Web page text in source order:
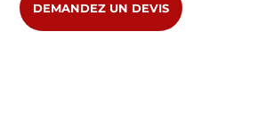
DEMANDEZ UN DEVIS